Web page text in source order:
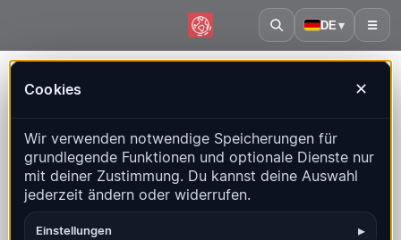
DE ▾ ☰
Cookies ✕
Wir verwenden notwendige Speicherungen für
grundlegende Funktionen und optionale Dienste nur
mit deiner Zustimmung. Du kannst deine Auswahl
jederzeit ändern oder widerrufen.
Einstellungen ▸
Live-Karte, Statistiken und aktuelle Ereignisse
Historienkarte öffnen Neueste in diesem Land
Überblick